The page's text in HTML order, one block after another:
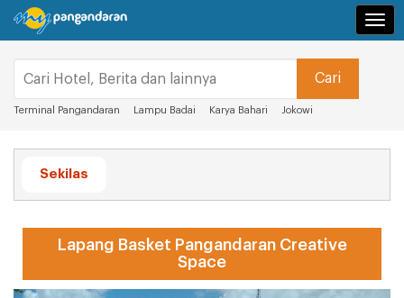
Terminal Pangandaran Lampu Badai Karya Bahari Jokowi
Sekilas
Lapang Basket Pangandaran Creative
Space